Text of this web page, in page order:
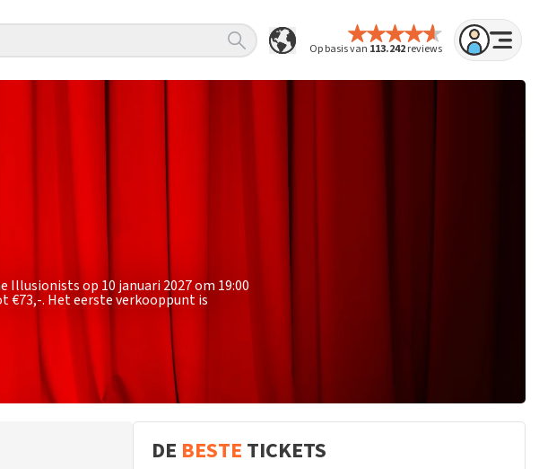
Op basis van 113.242reviews
op 10 januari 2027 om 19:00
€73,-. Het eerste verkooppunt is
DE BESTE TICKETS